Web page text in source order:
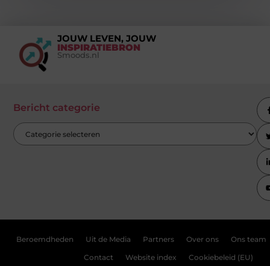
JOUW LEVEN, JOUW
INSPIRATIEBRON
Smoods.nl
Bericht categorie
Beroemdheden Uit de Media Partners Over ons Ons team
Contact Website index Cookiebeleid (EU)